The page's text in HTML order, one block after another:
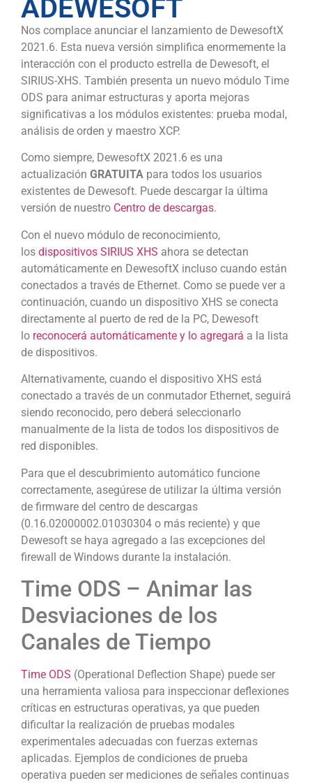
ADEWESOFT
Nos complace anunciar el lanzamiento de DewesoftX
2021.6. Esta nueva versión simplifica enormemente la
interacción con el producto estrella de Dewesoft, el
SIRIUS-XHS. También presenta un nuevo módulo Time
ODS para animar estructuras y aporta mejoras
significativas a los módulos existentes: prueba modal,
análisis de orden y maestro XCP.
Como siempre, DewesoftX 2021.6 es una
actualización GRATUITA para todos los usuarios
existentes de Dewesoft. Puede descargar la última
versión de nuestro Centro de descargas.
Con el nuevo módulo de reconocimiento,
los dispositivos SIRIUS XHS ahora se detectan
automáticamente en DewesoftX incluso cuando están
conectados a través de Ethernet. Como se puede ver a
continuación, cuando un dispositivo XHS se conecta
directamente al puerto de red de la PC, Dewesoft
lo reconocerá automáticamente y lo agregará a la lista
de dispositivos.
Alternativamente, cuando el dispositivo XHS está
conectado a través de un conmutador Ethernet, seguirá
siendo reconocido, pero deberá seleccionarlo
manualmente de la lista de todos los dispositivos de
red disponibles.
Para que el descubrimiento automático funcione
correctamente, asegúrese de utilizar la última versión
de firmware del centro de descargas
(0.16.02000002.01030304 o más reciente) y que
Dewesoft se haya agregado a las excepciones del
firewall de Windows durante la instalación.
Time ODS – Animar las
Desviaciones de los
Canales de Tiempo
Time ODS (Operational Deflection Shape) puede ser
una herramienta valiosa para inspeccionar deflexiones
críticas en estructuras operativas, ya que pueden
dificultar la realización de pruebas modales
experimentales adecuadas con fuerzas externas
aplicadas. Ejemplos de condiciones de prueba
operativa pueden ser mediciones de señales continuas